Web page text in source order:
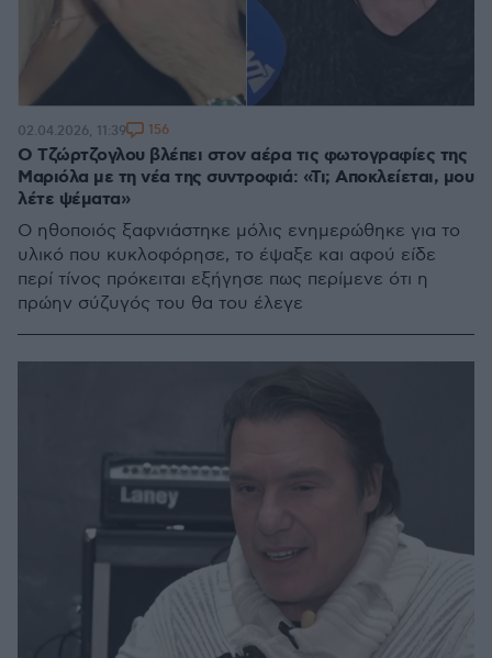
Ο Τζώρτζογλου βλέπει στον αέρα τις φωτογραφίες της
Μαριόλα με τη νέα της συντροφιά: «Τι; Αποκλείεται, μου
λέτε ψέματα»
Ο ηθοποιός ξαφνιάστηκε μόλις ενημερώθηκε για το
υλικό που κυκλοφόρησε, το έψαξε και αφού είδε
περί τίνος πρόκειται εξήγησε πως περίμενε ότι η
πρώην σύζυγός του θα του έλεγε
02.04.2026, 11:39 156